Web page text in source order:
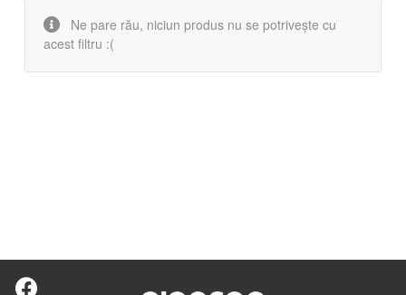
Ne pare rău, niciun produs nu se potrivește cu
acest filtru :(